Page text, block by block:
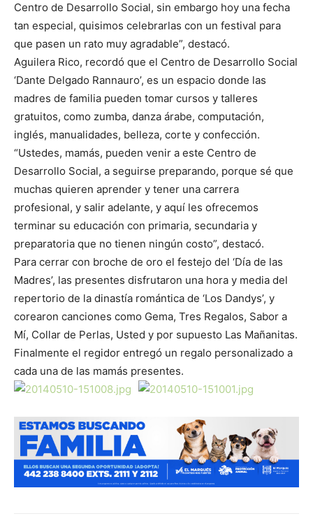
Centro de Desarrollo Social, sin embargo hoy una fecha
tan especial, quisimos celebrarlas con un festival para
que pasen un rato muy agradable”, destacó.
Aguilera Rico, recordó que el Centro de Desarrollo Social
‘Dante Delgado Rannauro’, es un espacio donde las
madres de familia pueden tomar cursos y talleres
gratuitos, como zumba, danza árabe, computación,
inglés, manualidades, belleza, corte y confección.
“Ustedes, mamás, pueden venir a este Centro de
Desarrollo Social, a seguirse preparando, porque sé que
muchas quieren aprender y tener una carrera
profesional, y salir adelante, y aquí les ofrecemos
terminar su educación con primaria, secundaria y
preparatoria que no tienen ningún costo”, destacó.
Para cerrar con broche de oro el festejo del ‘Día de las
Madres’, las presentes disfrutaron una hora y media del
repertorio de la dinastía romántica de ‘Los Dandys’, y
corearon canciones como Gema, Tres Regalos, Sabor a
Mí, Collar de Perlas, Usted y por supuesto Las Mañanitas.
Finalmente el regidor entregó un regalo personalizado a
cada una de las mamás presentes.